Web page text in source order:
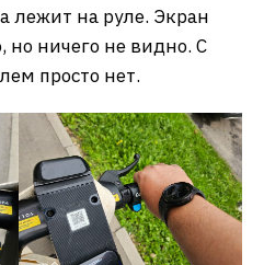
лежит на руле. Экран
но ничего не видно. С
просто нет.